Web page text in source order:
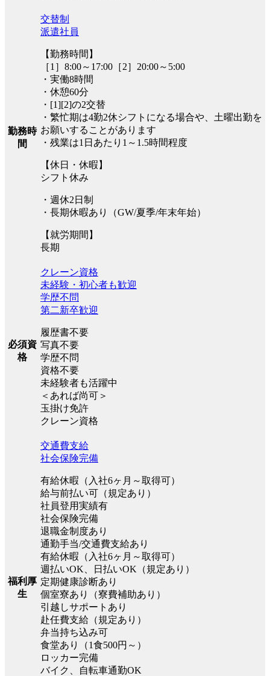
勤務時
間
交替制
派遣社員
【勤務時間】
［1］8:00～17:00［2］20:00～5:00
・実働8時間
・休憩60分
・[1][2]の2交替
・繁忙期は4勤2休シフトになる場合や、土曜出勤を
お願いすることがあります
・残業は1日あたり1～1.5時間程度
【休日・休暇】
シフト休み
・週休2日制
・長期休暇あり（GW/夏季/年末年始）
【就労期間】
長期
必須資
格
クレーン資格
未経験・初心者も歓迎
学歴不問
第二新卒歓迎
履歴書不要
写真不要
学歴不問
資格不要
未経験者も活躍中
＜あれば尚可＞
玉掛け免許
クレーン資格
福利厚
生
交通費支給
社会保険完備
有給休暇（入社6ヶ月～取得可）
給与前払い可（規定あり）
社員登用実績有
社会保険完備
退職金制度あり
通勤手当/交通費支給あり
有給休暇（入社6ヶ月～取得可）
週払いOK、日払いOK（規定あり）
定期健康診断あり
個室寮あり（寮費補助あり）
引越しサポートあり
赴任費支給（規定あり）
弁当持ち込み可
食堂あり（1食500円～）
ロッカー完備
バイク、自転車通勤OK